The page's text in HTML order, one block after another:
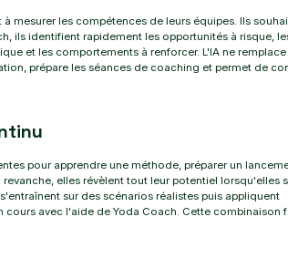
mesurer les compétences de leurs équipes. Ils
ils identifient rapidement les opportunités à risque,
et les comportements à renforcer. L'IA ne
prépare les séances de coaching et permet de
pour apprendre une méthode, préparer un
elles révèlent tout leur potentiel lorsqu'elles
sur des scénarios réalistes puis appliquent
avec l'aide de Yoda Coach. Cette combinaison